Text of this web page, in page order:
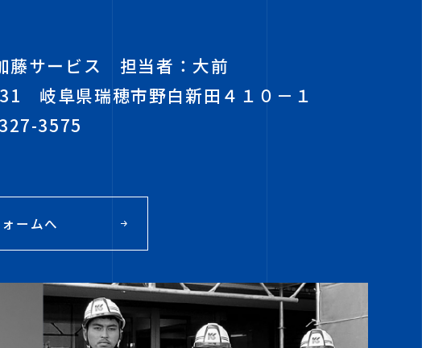
藤サービス 担当者：大前
岐阜県瑞穂市野白新田４１０－１
3575
ームへ